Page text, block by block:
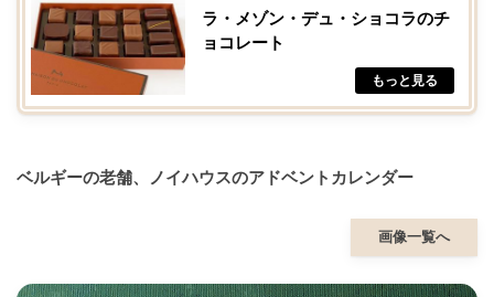
ラ・メゾン・デュ・ショコラのチ
ョコレート
ベルギーの老舗、ノイハウスのアドベントカレンダー
画像一覧へ